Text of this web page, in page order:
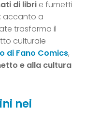
di libri e fumetti
accanto a
trasforma il
culturale
di Fano Comics,
e alla cultura
nei